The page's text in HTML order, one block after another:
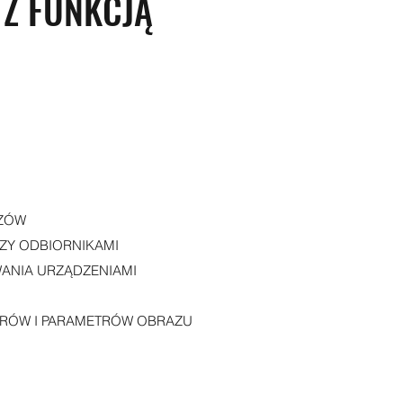
ODBIORNIKAMI
URZĄDZENIAMI
I PARAMETRÓW OBRAZU